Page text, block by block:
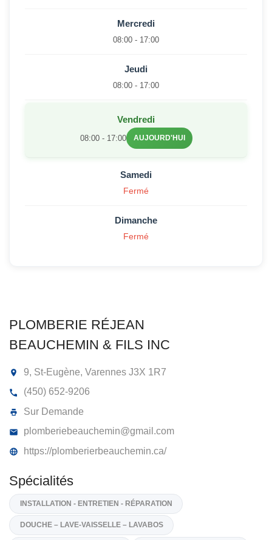
PLOMBERIE RÉJEAN
BEAUCHEMIN & FILS INC
9, St-Eugène, Varennes
(450) 652-9206
Sur Demande
Mercredi
08:00 - 17:00
Jeudi
08:00 - 17:00
Vendredi
08:00 - 17:00 AUJOURD'HUI
Samedi
Fermé
Dimanche
Fermé